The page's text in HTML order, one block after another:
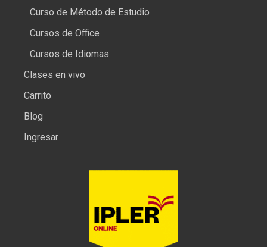
Curso de Método de Estudio
Cursos de Office
Cursos de Idiomas
Clases en vivo
Carrito
Blog
Ingresar